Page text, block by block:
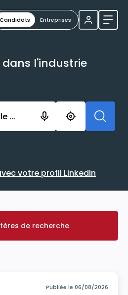
Candidats Entreprises
l'industrie
lancer l’enregistrement.
Rechercher avec votre
votre profil Linkedin
Vos critères de recherche
de recherche
Publiée le 06/08/2026